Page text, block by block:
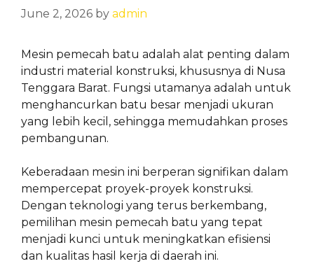
June 2, 2026 by admin
Mesin pemecah batu adalah alat penting dalam
industri material konstruksi, khususnya di Nusa
Tenggara Barat. Fungsi utamanya adalah untuk
menghancurkan batu besar menjadi ukuran
yang lebih kecil, sehingga memudahkan proses
pembangunan.
Keberadaan mesin ini berperan signifikan dalam
mempercepat proyek-proyek konstruksi.
Dengan teknologi yang terus berkembang,
pemilihan mesin pemecah batu yang tepat
menjadi kunci untuk meningkatkan efisiensi
dan kualitas hasil kerja di daerah ini.